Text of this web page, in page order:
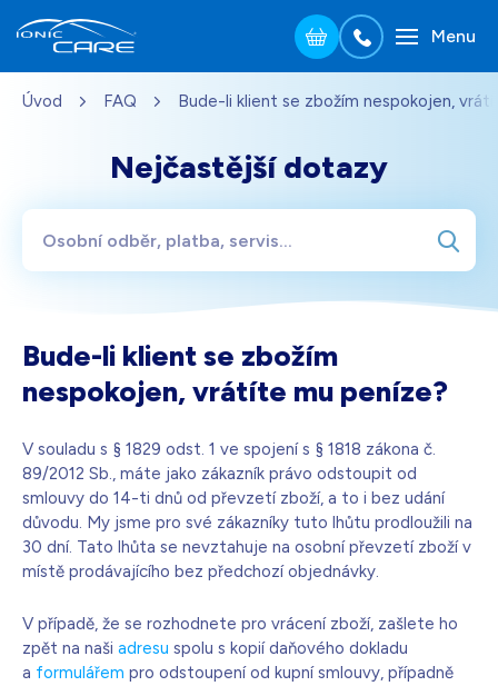
Přejít na hlavní obsah
Menu
Úvod FAQ Bude-li klient se zbožím nespokojen,
Nejčastější dotazy
Bude-li klient se zbožím
nespokojen, vrátíte mu peníze?
V souladu s § 1829 odst. 1 ve spojení s § 1818 zákona č.
89/2012 Sb., máte jako zákazník právo odstoupit od
smlouvy do 14-ti dnů od převzetí zboží, a to i bez udání
důvodu. My jsme pro své zákazníky tuto lhůtu prodloužili na
30 dní. Tato lhůta se nevztahuje na osobní převzetí zboží v
místě prodávajícího bez předchozí objednávky.
V případě, že se rozhodnete pro vrácení zboží, zašlete ho
zpět na naši adresu spolu s kopií daňového dokladu
a formulářem pro odstoupení od kupní smlouvy, případně
Dřevo dub 3 990
Skladem - doprava zdarma Dárek pro vás při zadání kódu
Skladem - doprava zdarma Dárek pro vás při zadání kódu
Černá 3 690
Skladem - doprava zdarma Dárek pro vás při zadání kódu
Bílá s krystaly 4 990Kč
Skladem - doprava zdarma Dárek pro vás při zadání kódu